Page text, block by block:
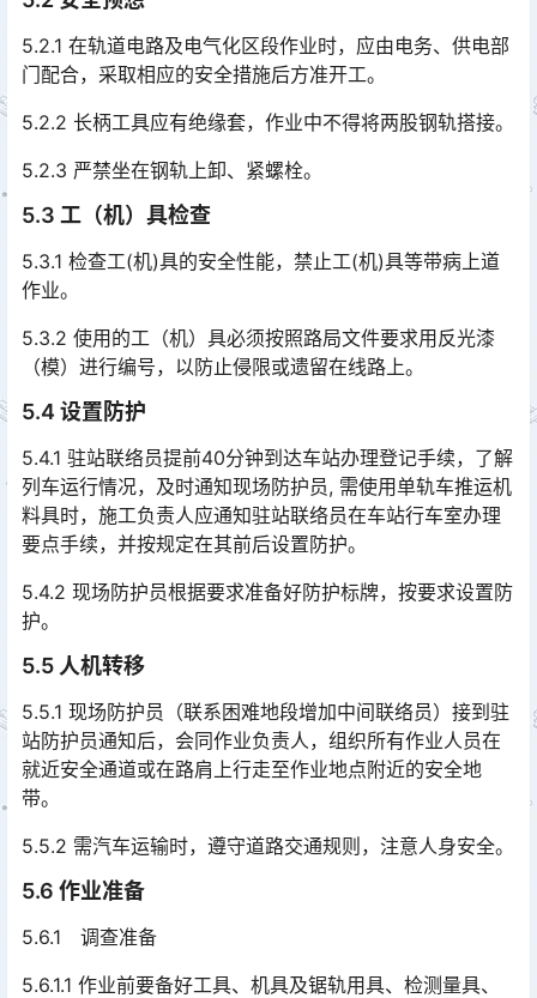
5.2.1 在轨道电路及电气化区段作业时，应由电务、供电部
门配合，采取相应的安全措施后方准开工。
5.2.2 长柄工具应有绝缘套，作业中不得将两股钢轨搭接。
5.2.3 严禁坐在钢轨上卸、紧螺栓。
5.3 工（机）具检查
5.3.1 检查工(机)具的安全性能，禁止工(机)具等带病上道
作业。
5.3.2 使用的工（机）具必须按照路局文件要求用反光漆
（模）进行编号，以防止侵限或遗留在线路上。
5.4 设置防护
5.4.1 驻站联络员提前40分钟到达车站办理登记手续，了解
列车运行情况，及时通知现场防护员, 需使用单轨车推运机
料具时，施工负责人应通知驻站联络员在车站行车室办理
要点手续，并按规定在其前后设置防护。󠅅󠅃󠄵󠅂󠄪󠇖󠆨󠆨󠇕󠆞󠆒󠅬󠇘󠆭󠆘󠇙󠆝󠅵󠇗󠆭󠆁󠄐󠇗󠅹󠅸󠇖󠆍󠅳󠇖󠅹󠅰󠇖󠆌󠅹
5.4.2 现场防护员根据要求准备好防护标牌，按要求设置防
护。
5.5 人机转移
5.5.1 现场防护员（联系困难地段增加中间联络员）接到驻
站防护员通知后，会同作业负责人，组织所有作业人员在
就近安全通道或在路肩上行走至作业地点附近的安全地
带。󠅅󠅃󠄵󠅂󠄪󠇖󠆨󠆨󠇕󠆞󠆒󠅬󠇘󠆭󠆘󠇙󠆝󠅵󠇗󠆭󠆁󠄐󠇗󠅹󠅸󠇖󠆍󠅳󠇖󠅹󠅰󠇖󠆌󠅹
5.5.2 需汽车运输时，遵守道路交通规则，注意人身安全。
5.6 作业准备
5.6.1 调查准备
5.6.1.1 作业前要备好工具、机具及锯轨用具、检测量具、